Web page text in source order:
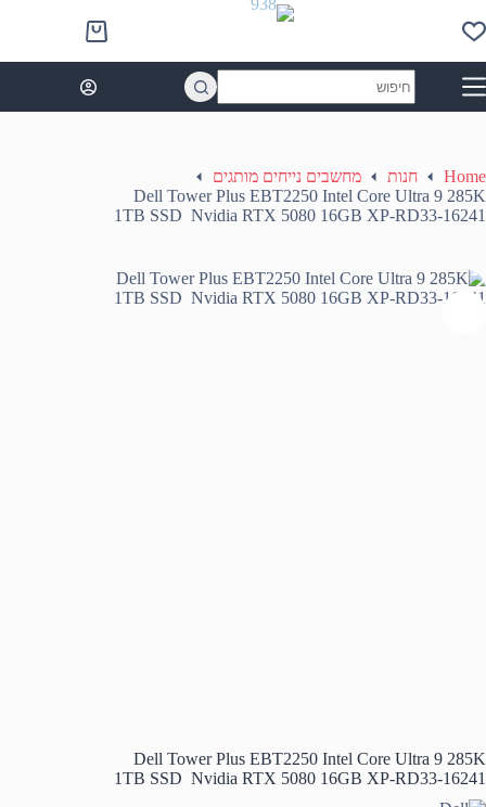
to
content
Shopping
cart
results
Home חנות
מחשבים נייחים מותגים
Dell Tower Plus EBT2250 Intel Core Ultra 9 285K
1TB SSD Nvidia RTX 5080 16GB XP-RD33-16241
Dell Tower Plus EBT2250 Intel Core Ultra 9 285K
1TB SSD Nvidia RTX 5080 16GB XP-RD33-16241